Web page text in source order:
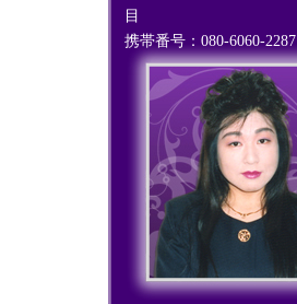
目
携帯番号：080-6060-2287